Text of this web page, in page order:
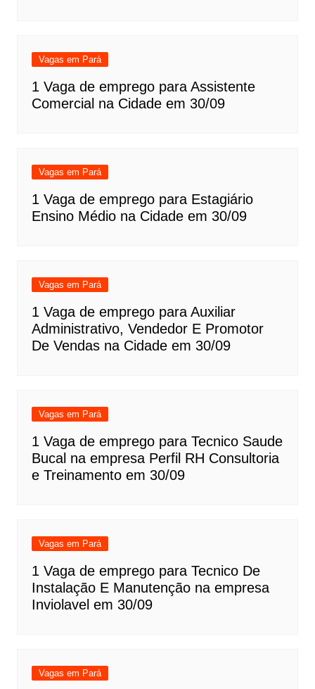
Vagas em Pará
1 Vaga de emprego para Assistente
Comercial na Cidade em 30/09
Vagas em Pará
1 Vaga de emprego para Estagiário
Ensino Médio na Cidade em 30/09
Vagas em Pará
1 Vaga de emprego para Auxiliar
Administrativo, Vendedor E Promotor
De Vendas na Cidade em 30/09
Vagas em Pará
1 Vaga de emprego para Tecnico Saude
Bucal na empresa Perfil RH Consultoria
e Treinamento em 30/09
Vagas em Pará
1 Vaga de emprego para Tecnico De
Instalação E Manutenção na empresa
Inviolavel em 30/09
Vagas em Pará